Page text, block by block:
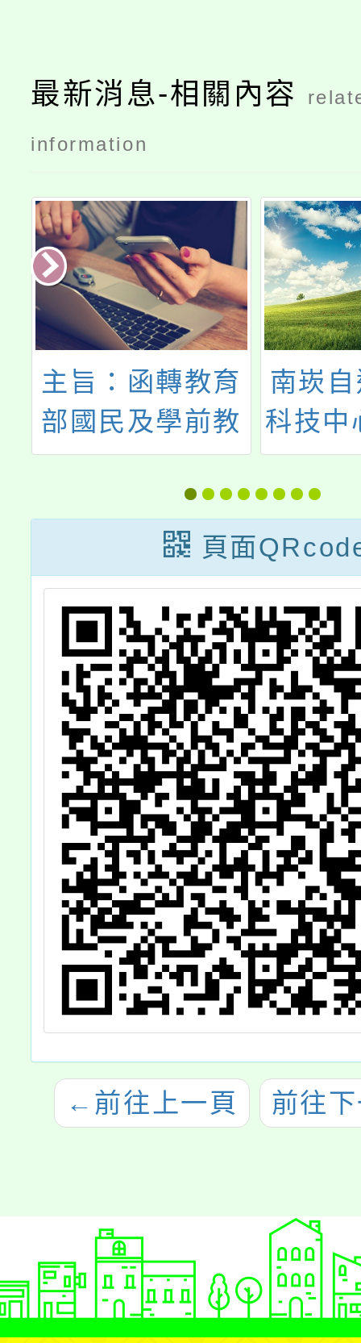
最新消息-相關內容
information
主旨：函轉教育
部國民及學前教
育署委請社團法
人台灣省書畫教
育協會辦理
「114年度推動
書法教育種子教
師培訓講習」一
案，請鼓勵貴校
教師踴躍參加並
本權責核予公假
登記，請查照。
南崁
科技中
月份
頁面
← 前往上一頁 前往